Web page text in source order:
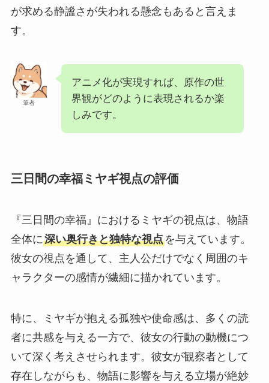
が求める静謐さが失われる懸念もあると言えま
す。
筆者
アニメ化が実現すれば、原作の世
界観がどのように表現されるか楽
しみです。
三日間の幸福ミヤギ視点の評価
『三日間の幸福』におけるミヤギの視点は、物語
全体に深い奥行きと独特な視点を与えています。
彼女の視点を通して、主人公だけでなく周囲のキ
ャラクターの感情が繊細に描かれています。
特に、ミヤギが抱える孤独や使命感は、多くの読
者に共感を与える一方で、彼女の行動の動機につ
いて深く考えさせられます。彼女が観察者として
存在しながらも、物語に影響を与える立場が絶妙